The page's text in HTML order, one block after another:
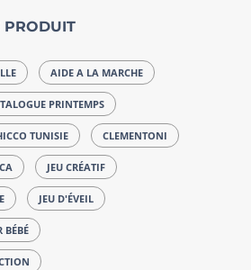
PRODUIT
AIDE A LA MARCHE
PRINTEMPS
TUNISIE CLEMENTONI
JEU CRÉATIF
JEU D'ÉVEIL
BÉBÉ